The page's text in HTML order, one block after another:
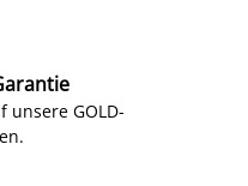
unsere GOLD-